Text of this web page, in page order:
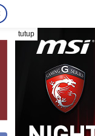
tutup